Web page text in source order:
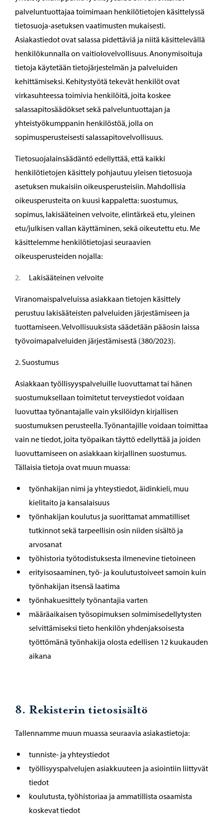
palveluntuottajaa toimimaan henkilötietojen käsittelyssä
tietosuoja-asetuksen vaatimusten mukaisesti.
Asiakastiedot ovat salassa pidettäviä ja niitä käsittelevällä
henkilökunnalla on vaitiolovelvollisuus. Anonymisoituja
tietoja käytetään tietojärjestelmän ja palveluiden
kehittämiseksi. Kehitystyötä tekevät henkilöt ovat
virkasuhteessa toimivia henkilöitä, joita koskee
salassapitosäädökset sekä palveluntuottajan ja
yhteistyökumppanin henkilöstöä, jolla on
sopimusperusteisesti salassapitovelvollisuus.
Tietosuojalainsäädäntö edellyttää, että kaikki
henkilötietojen käsittely pohjautuu yleisen tietosuoja
asetuksen mukaisiin oikeusperusteisiin. Mahdollisia
oikeusperusteita on kuusi kappaletta: suostumus,
sopimus, lakisääteinen velvoite, elintärkeä etu, yleinen
etu/julkisen vallan käyttäminen, sekä oikeutettu etu. Me
käsittelemme henkilötietojasi seuraavien
oikeusperusteiden nojalla:
Lakisääteinen velvoite
Viranomaispalveluissa asiakkaan tietojen käsittely
perustuu lakisääteisten palveluiden järjestämiseen ja
tuottamiseen. Velvollisuuksista säädetään pääosin laissa
työvoimapalveluiden järjestämisestä (380/2023).
2. Suostumus
Asiakkaan työllisyyspalveluille luovuttamat tai hänen
suostumuksellaan toimitetut terveystiedot voidaan
luovuttaa työnantajalle vain yksilöidyn kirjallisen
suostumuksen perusteella. Työnantajille voidaan toimittaa
vain ne tiedot, joita työpaikan täyttö edellyttää ja joiden
luovuttamiseen on asiakkaan kirjallinen suostumus.
Tällaisia tietoja ovat muun muassa:
työnhakijan nimi ja yhteystiedot, äidinkieli, muu
kielitaito ja kansalaisuus
työnhakijan koulutus ja suorittamat ammatilliset
tutkinnot sekä tarpeellisin osin niiden sisältö ja
arvosanat
työhistoria työtodistuksesta ilmenevine tietoineen
erityisosaaminen, työ- ja koulutustoiveet samoin kuin
työnhakijan itsensä laatima
työnhakuesittely työnantajia varten
määräaikaisen työsopimuksen solmimisedellytysten
selvittämiseksi tieto henkilön yhdenjaksoisesta
työttömänä työnhakija olosta edellisen 12 kuukauden
aikana
8. Rekisterin tietosisältö
Tallennamme muun muassa seuraavia asiakastietoja:
tunniste- ja yhteystiedot
työllisyyspalvelujen asiakkuuteen ja asiointiin liittyvät
tiedot
koulutusta, työhistoriaa ja ammatillista osaamista
koskevat tiedot